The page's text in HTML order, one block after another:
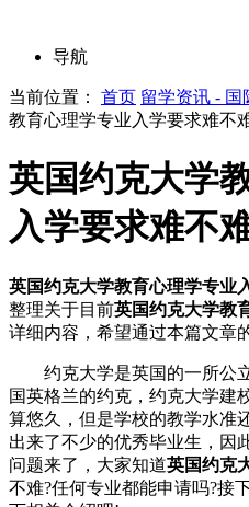
导航
当前位置： 首页 留学资讯 - 国
教育心理学专业入学要求难不
英国约克大学
入学要求难不
英国约克大学教育心理学专业
整理关于目前英国约克大学教
详细内容，希望通过本篇文章
约克大学是英国的一所公
国英格兰的约克，约克大学建
算悠久，但是学校的教学水准
出来了不少的优秀毕业生，因
问题来了，大家知道英国约克
不难?任何专业都能申请吗?接